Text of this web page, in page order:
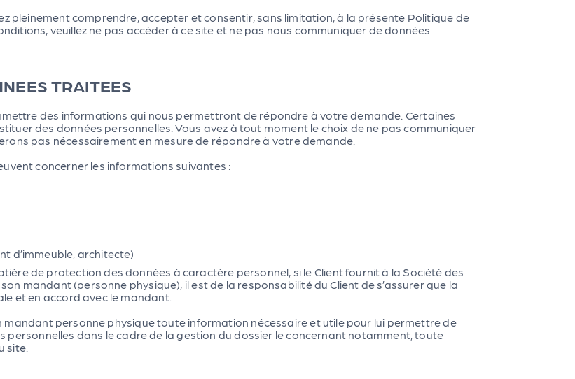
pleinement comprendre, accepter et consentir, sans limitation, à la présente Politique de
veuillez ne pas accéder à ce site et ne pas nous communiquer de données
TRAITEES
des informations qui nous permettront de répondre à votre demande. Certaines
des données personnelles. Vous avez à tout moment le choix de ne pas communiquer
pas nécessairement en mesure de répondre à votre demande.
concerner les informations suivantes :
d’immeuble, architecte)
de protection des données à caractère personnel, si le Client fournit à la Société des
mandant (personne physique), il est de la responsabilité du Client de s’assurer que la
et en accord avec le mandant.
mandant personne physique toute information nécessaire et utile pour lui permettre de
personnelles dans le cadre de la gestion du dossier le concernant notamment, toute
site.